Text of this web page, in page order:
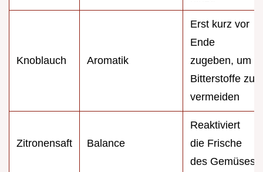
Knoblauch Aromatik
Erst kurz vor
Ende
zugeben, um
Bitterstoffe zu
vermeiden
Zitronensaft Balance
Reaktiviert
die Frische
des Gemüses